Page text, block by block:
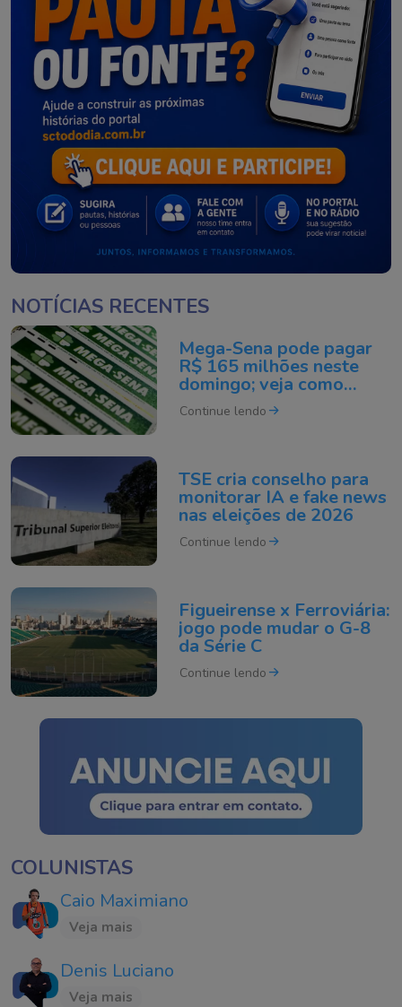
NOTÍCIAS RECENTES
Mega-Sena pode pagar
R$ 165 milhões neste
domingo; veja como
apostar
Continue lendo
TSE cria conselho para
monitorar IA e fake news
nas eleições de 2026
Continue lendo
Figueirense x Ferroviária:
jogo pode mudar o G-8
da Série C
Continue lendo
COLUNISTAS
Caio Maximiano
Veja mais
Denis Luciano
Veja mais